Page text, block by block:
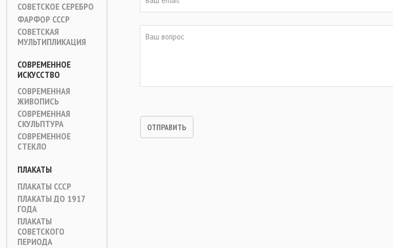
СОВЕТСКОЕ СЕРЕБРО
ФАРФОР СССР
СОВЕТСКАЯ
МУЛЬТИПЛИКАЦИЯ
СОВРЕМЕННОЕ
ИСКУССТВО
СОВРЕМЕННАЯ
ЖИВОПИСЬ
СОВРЕМЕННАЯ
СКУЛЬПТУРА
СОВРЕМЕННОЕ
СТЕКЛО
ПЛАКАТЫ
ПЛАКАТЫ СССР
ПЛАКАТЫ ДО 1917
ГОДА
ПЛАКАТЫ
СОВЕТСКОГО
ПЕРИОДА